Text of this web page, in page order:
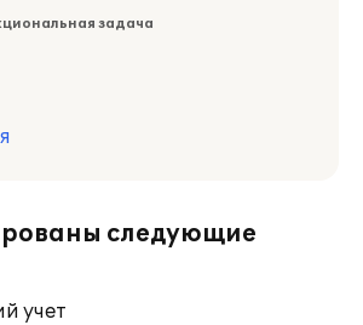
задача
следующие
учет